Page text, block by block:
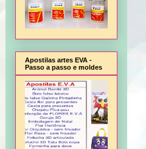
Apostilas artes EVA -
Passo a passo e moldes